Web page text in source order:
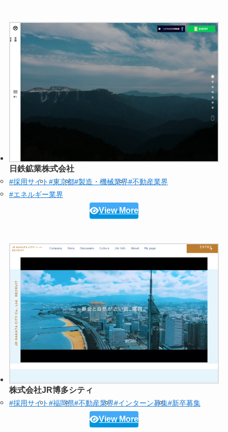
日鉄鉱業株式会社
#採用サイト#東京都#製造・機械業界#不動産業界
#エネルギー業界
View More
株式会社JR博多シティ
#採用サイト#福岡県#不動産業界#インターン募集#新卒募集
View More